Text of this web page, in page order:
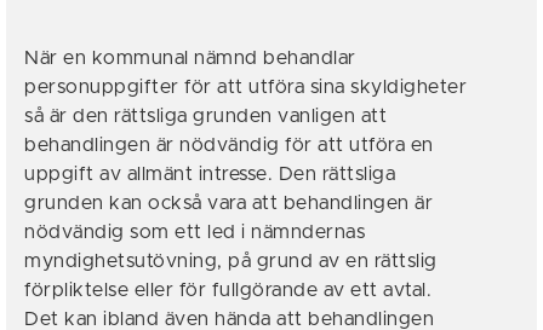
När en kommunal nämnd behandlar
personuppgifter för att utföra sina skyldigheter
så är den rättsliga grunden vanligen att
behandlingen är nödvändig för att utföra en
uppgift av allmänt intresse. Den rättsliga
grunden kan också vara att behandlingen är
nödvändig som ett led i nämndernas
myndighetsutövning, på grund av en rättslig
förpliktelse eller för fullgörande av ett avtal.
Det kan ibland även hända att behandlingen